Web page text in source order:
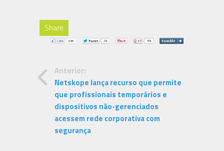
Share
Anterior:
Netskope lança recurso que permite
que profissionais temporários e
dispositivos não-gerenciados
acessem rede corporativa com
segurança